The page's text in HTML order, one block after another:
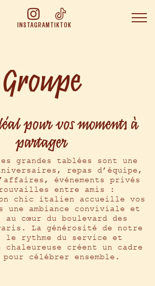
INSTAGRAMTIKTOK
Le concept de
La cuisine de
l’aventure
Réserver chez
Réserver en ligne
Réservation de groupe
Boutique
FR
Groupe
pour vos moments à
partager
grandes tablées sont une
repas d’équipe,
événements privés
entre amis :
chic italien accueille vos
une ambiance conviviale et
au cœur du boulevard des
La générosité de notre
le rythme du service et
chaleureuse créent un cadre
célébrer ensemble.